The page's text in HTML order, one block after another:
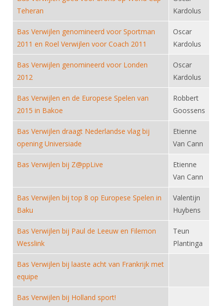
Gebruiksvoorwaarden
Handleiding
Organisatie
Commissies
Ereleden
Leden van Verdiensten
Vacatures
Contact
Medewerkers
Formulieren
Nieuws
Verenigingsondersteuning
Witte Vlekkenplan
Oprichting Vereniging
Ranglijsten
Inschrijven
Materiaal
Schermpaspoort
Rolstoelschermen
Wedstrijdkalender
KNAS Keurmerk
NK's
JEC
Veteranenwedstrijden
Wedstrijdorganisatie
Nieuws
Aanvragen van scheidsrechters
Scheidsrechterslijst
DBT
FBT
Talentontwikkeling
Atletencommissie
Internationale Titeltoernooien
Internationale aanmeldingen
Brassardsysteem
Voor coaches en leraren
Nieuws
Nationale opleidingen
Internationale opleidingen
Opleidingen
Leraar
Voor scheidsrechters
Scheidsrechterslijst
Scheidsrechter Documentatie
Opleidingen
Tuchtzaken
Archief
Infotheek
Nieuws
NK organiseren
Teheran
Kardolus
Bas Verwijlen genomineerd voor Sportman
2011 en Roel Verwijlen voor Coach 2011
Oscar
Kardolus
Bas Verwijlen genomineerd voor Londen
2012
Oscar
Kardolus
Bas Verwijlen en de Europese Spelen van
2015 in Bakoe
Robbert
Goossens
Bas Verwijlen draagt Nederlandse vlag bij
opening Universiade
Etienne
Van Cann
Bas Verwijlen bij Z@ppLive
Etienne
Van Cann
Bas Verwijlen bij top 8 op Europese Spelen in
Baku
Valentijn
Huybens
Bas Verwijlen bij Paul de Leeuw en Filemon
Wesslink
Teun
Plantinga
Bas Verwijlen bij laaste acht van Frankrijk met
equipe
Bas Verwijlen bij Holland sport!